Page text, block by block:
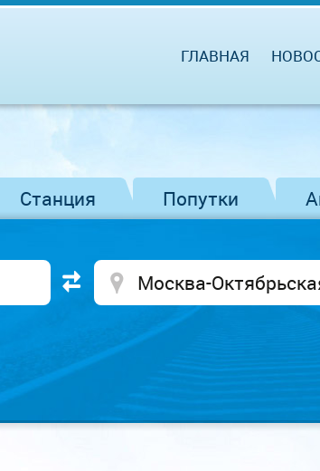
ГЛАВНАЯ
Станция Попутки